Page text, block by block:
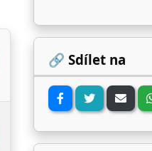
🔗 Sdílet na